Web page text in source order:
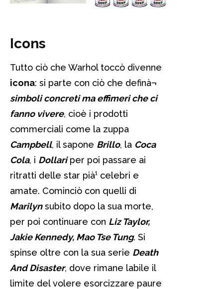
Icons
Tutto ciò che Warhol toccò divenne
icona: si parte con ciò che definà¬
simboli concreti ma effimeri che ci
fanno vivere, cioè i prodotti
commerciali come la zuppa
Campbell, il sapone Brillo, la Coca
Cola, i Dollari per poi passare ai
ritratti delle star pià¹ celebri e
amate. Cominciò con quelli di
Marilyn subito dopo la sua morte,
per poi continuare con Liz Taylor,
Jakie Kennedy, Mao Tse Tung. Si
spinse oltre con la sua serie Death
And Disaster, dove rimane labile il
limite del volere esorcizzare paure